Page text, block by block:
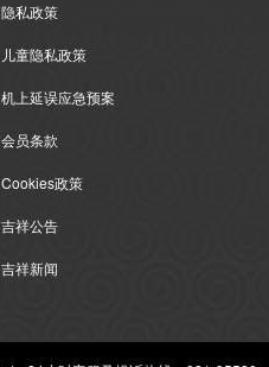
隐私政策
儿童隐私政策
机上延误应急预案
会员条款
Cookies政策
吉祥公告
吉祥新闻